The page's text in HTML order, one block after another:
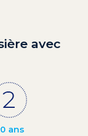
avec
ans